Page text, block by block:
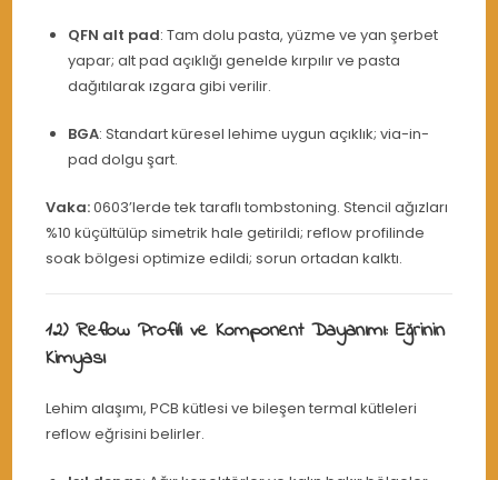
QFN alt pad: Tam dolu pasta, yüzme ve yan şerbet
yapar; alt pad açıklığı genelde kırpılır ve pasta
dağıtılarak ızgara gibi verilir.
BGA: Standart küresel lehime uygun açıklık; via-in-
pad dolgu şart.
Vaka:0603’lerde tek taraflı tombstoning. Stencil ağızları
%10 küçültülüp simetrik hale getirildi; reflow profilinde
soak bölgesi optimize edildi; sorun ortadan kalktı.
12) Reflow Profili ve Komponent Dayanımı: Eğrinin
Kimyası
Lehim alaşımı, PCB kütlesi ve bileşen termal kütleleri
reflow eğrisini belirler.